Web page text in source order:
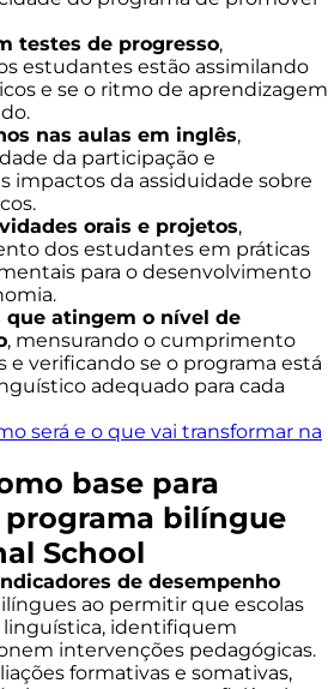
testes de progresso,
estudantes estão assimilando
e se o ritmo de aprendizagem
nas aulas em inglês,
da participação e
impactos da assiduidade sobre
orais e projetos,
dos estudantes em práticas
para o desenvolvimento
que atingem o nível de
, mensurando o cumprimento
e verificando se o programa está
adequado para cada
será e o que vai transformar na
base para
bilíngue
School
de desempenho
ao permitir que escolas
linguística, identifiquem
intervenções pedagógicas.
formativas e somativas,